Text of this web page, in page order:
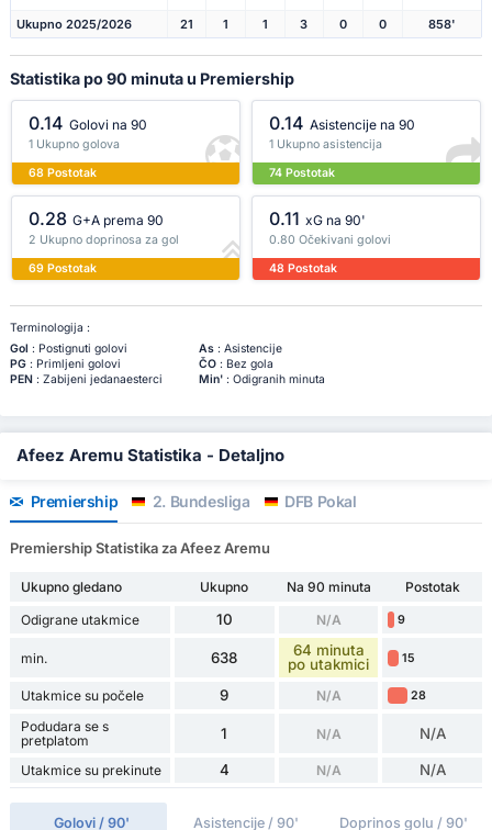
Ukupno 2025/2026 21 1 1 3 0 0 858'
Statistika po 90 minuta u Premiership
0.14 Golovi na 90
1 Ukupno golova
68 Postotak
0.14 Asistencije na 90
1 Ukupno asistencija
74 Postotak
0.28 G+A prema 90
2 Ukupno doprinosa za gol
69 Postotak
0.11 xG na 90'
0.80 Očekivani golovi
48 Postotak
Terminologija :
Gol : Postignuti golovi As: Asistencije
PG: Primljeni golovi ČO: Bez gola
PEN: Zabijeni jedanaesterci Min': Odigranih minuta
Afeez Aremu Statistika - Detaljno
Premiership 2. Bundesliga DFB Pokal
Premiership Statistika za Afeez Aremu
Ukupno gledano Ukupno Na 90 minuta
Postotak
Odigrane utakmice
10 N/A 9
min. 638
64 minuta
po utakmici
15
Utakmice su počele 9 N/A 28
Podudara se s
pretplatom
1 N/A N/A
Utakmice su prekinute 4 N/A N/A
Golovi / 90' Asistencije / 90' Doprinos golu / 90'